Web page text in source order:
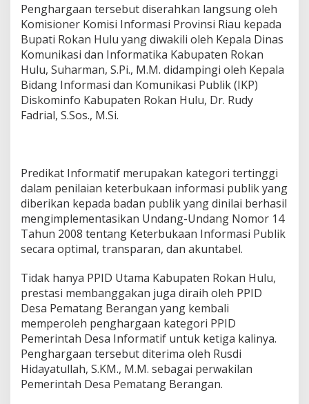
Penghargaan tersebut diserahkan langsung oleh
Komisioner Komisi Informasi Provinsi Riau kepada
Bupati Rokan Hulu yang diwakili oleh Kepala Dinas
Komunikasi dan Informatika Kabupaten Rokan
Hulu, Suharman, S.Pi., M.M. didampingi oleh Kepala
Bidang Informasi dan Komunikasi Publik (IKP)
Diskominfo Kabupaten Rokan Hulu, Dr. Rudy
Fadrial, S.Sos., M.Si.
Predikat Informatif merupakan kategori tertinggi
dalam penilaian keterbukaan informasi publik yang
diberikan kepada badan publik yang dinilai berhasil
mengimplementasikan Undang-Undang Nomor 14
Tahun 2008 tentang Keterbukaan Informasi Publik
secara optimal, transparan, dan akuntabel.
Tidak hanya PPID Utama Kabupaten Rokan Hulu,
prestasi membanggakan juga diraih oleh PPID
Desa Pematang Berangan yang kembali
memperoleh penghargaan kategori PPID
Pemerintah Desa Informatif untuk ketiga kalinya.
Penghargaan tersebut diterima oleh Rusdi
Hidayatullah, S.KM., M.M. sebagai perwakilan
Pemerintah Desa Pematang Berangan.